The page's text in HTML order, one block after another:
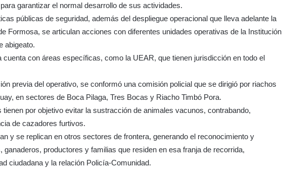
garantizar el normal desarrollo de sus actividades.
públicas de seguridad, además del despliegue operacional que lleva adelante la
Formosa, se articulan acciones con diferentes unidades operativas de la Institución
abigeato.
cuenta con áreas específicas, como la UEAR, que tienen jurisdicción en todo el
previa del operativo, se conformó una comisión policial que se dirigió por riachos
en sectores de Boca Pilaga, Tres Bocas y Riacho Timbó Pora.
tienen por objetivo evitar la sustracción de animales vacunos, contrabando,
de cazadores furtivos.
y se replican en otros sectores de frontera, generando el reconocimiento y
ganaderos, productores y familias que residen en esa franja de recorrida,
ciudadana y la relación Policía-Comunidad.